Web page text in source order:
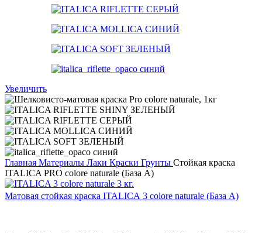
Увеличить
Главная Материалы Лаки Краски Грунты Стойкая краска
ITALICA PRO colore naturale (База А)
Матовая стойкая краска ITALICA 3 colore naturale (База А)